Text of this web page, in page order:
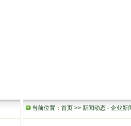
当前位置： 首页 >> 新闻动态 - 企业新